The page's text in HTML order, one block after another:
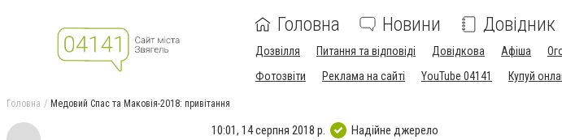
Головна Новини Довідник
Дозвілля Питання та відповіді Довідкова Афіша
Фотозвіти
Реклама на сайті YouTube 04141 Купуй
Головна Медовий Спас та Маковія-2018: привітання
10:01, 14 серпня 2018 р. Надійне джерело